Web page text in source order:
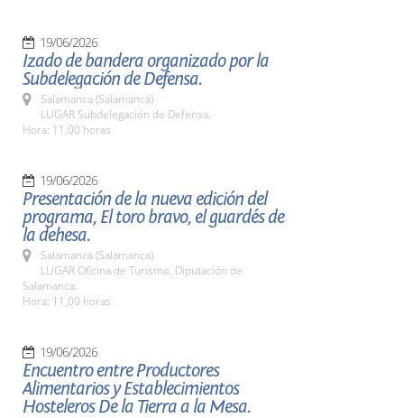
19/06/2026
Izado de bandera organizado por la
Subdelegación de Defensa.
Salamanca (Salamanca)
LUGAR Subdelegación de Defensa.
Hora: 11,00 horas
19/06/2026
Presentación de la nueva edición del
programa, El toro bravo, el guardés de
la dehesa.
Salamanca (Salamanca)
LUGAR Oficina de Turismo. Diputación de
Salamanca.
Hora: 11,00 horas
19/06/2026
Encuentro entre Productores
Alimentarios y Establecimientos
Hosteleros De la Tierra a la Mesa.